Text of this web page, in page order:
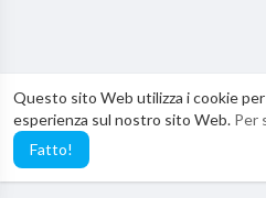
Questo sito Web utilizza i cookie
esperienza sul nostro sito Web. Per
Fatto!